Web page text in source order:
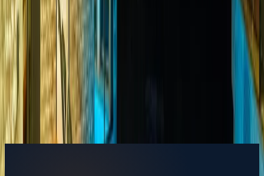
Kültür ve Turizm Bakanlığı
Belge No:
07-1793
Giriş - Çıkış Tarihi Tarih aralığı seçin
Yetişkin Sayısı
Çocuk Sayısı